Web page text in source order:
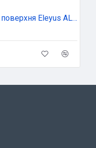
Варочна поверхня Eleyus ALMADA 60 BL CTF